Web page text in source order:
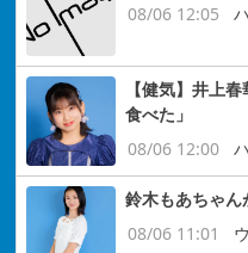
08/06 12:05
【健気】井上
食べた」
08/06 12:00
鈴木もあちゃ
08/06 11:01